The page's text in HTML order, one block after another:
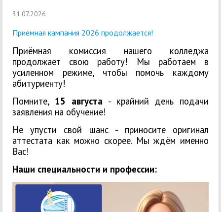
31.07.2026
Приемная кампания 2026 продолжается!
Приёмная комиссия нашего колледжа
продолжает свою работу! Мы работаем в
усиленном режиме, чтобы помочь каждому
абитуриенту!
Помните, 15 августа- крайний день подачи
заявления на обучение!
Не упусти свой шанс - приносите оригинал
аттестата как можно скорее. Мы ждём именно
Вас!
Наши специальности и профессии: